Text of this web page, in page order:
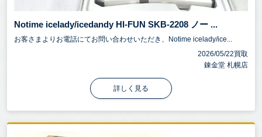
Notime icelady/icedandy HI-FUN SKB-2208 ノー ...
お客さまよりお電話にてお問い合わせいただき、Notime icelady/ice...
2026/05/22買取
錬金堂 札幌店
詳しく見る